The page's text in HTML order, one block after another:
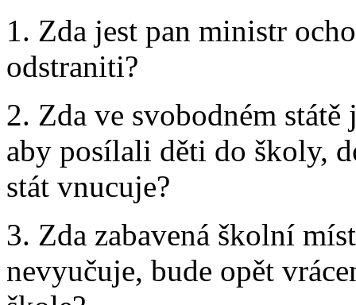
1. Zda jest pan ministr
odstraniti?
2. Zda ve svobodném
aby posílali děti do školy,
stát vnucuje?
3. Zda zabavená školní
nevyučuje, bude opět